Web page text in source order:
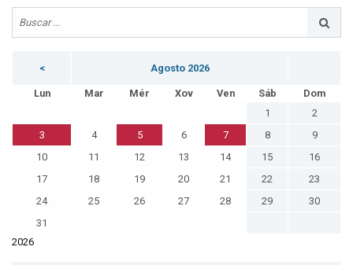
< Agosto 2026
Lun Mar Mér Xov Ven Sáb
Dom
1
2
3
4 5 6 7 8
9
10
11 12 13 14 15
16
17
18 19 20 21 22
23
24
25 26 27 28 29
30
31
2026